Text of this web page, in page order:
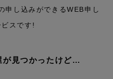
申し込みができるWEB申し
スです!
が見つかったけど…